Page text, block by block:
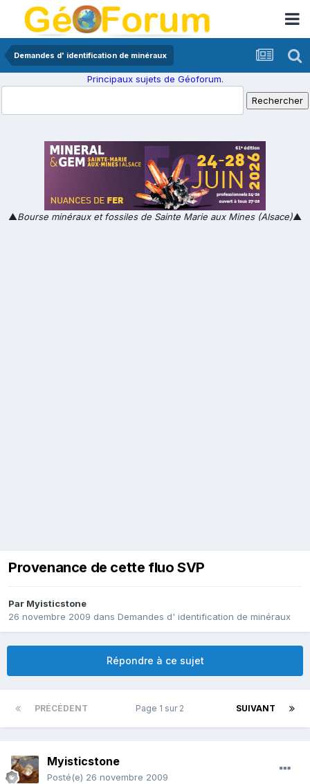
Demandes d' identification de minéraux
Principaux sujets de Géoforum.
▲Bourse minéraux et fossiles de Sainte Marie aux Mines (Alsace)▲
Provenance de cette fluo SVP
Par Myisticstone
26 novembre 2009 dans Demandes d' identification de minéraux
Répondre à ce sujet
PRÉCÉDENT SUIVANT
Page 1 sur 2
Myisticstone
Posté(e) 26 novembre 2009